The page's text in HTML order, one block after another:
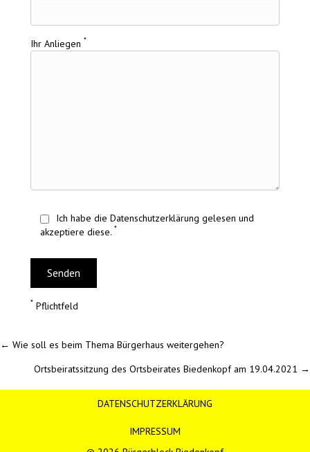
Ihr Anliegen *
Ich habe die Datenschutzerklärung gelesen und
akzeptiere diese. *
* Pflichtfeld
Posts
navigation
← Wie soll es beim Thema Bürgerhaus weitergehen?
Ortsbeiratssitzung des Ortsbeirates Biedenkopf am 19.04.2021 →
DATENSCHUTZERKLÄRUNG
IMPRESSUM